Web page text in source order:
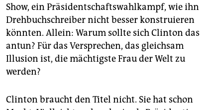
Show, ein Präsidentschaftswahlkampf, wie ihn
Drehbuchschreiber nicht besser konstruieren
könnten. Allein: Warum sollte sich Clinton das
antun? Für das Versprechen, das gleichsam
Illusion ist, die mächtigste Frau der Welt zu
werden?
Clinton braucht den Titel nicht. Sie hat schon